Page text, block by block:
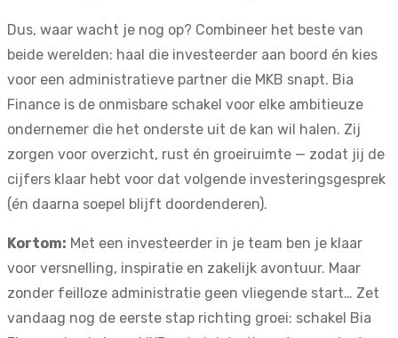
Dus, waar wacht je nog op? Combineer het beste van
beide werelden: haal die investeerder aan boord én kies
voor een administratieve partner die MKB snapt. Bia
Finance is de onmisbare schakel voor elke ambitieuze
ondernemer die het onderste uit de kan wil halen. Zij
zorgen voor overzicht, rust én groeiruimte — zodat jij de
cijfers klaar hebt voor dat volgende investeringsgesprek
(én daarna soepel blijft doordenderen).
Kortom: Met een investeerder in je team ben je klaar
voor versnelling, inspiratie en zakelijk avontuur. Maar
zonder feilloze administratie geen vliegende start… Zet
vandaag nog de eerste stap richting groei: schakel Bia